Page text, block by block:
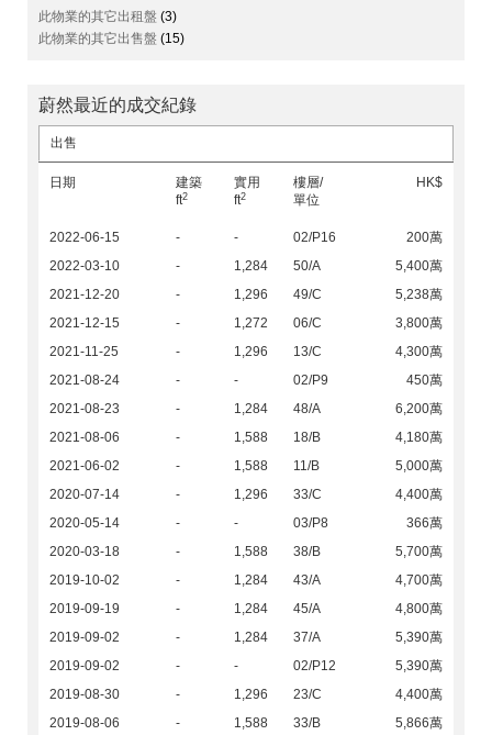
此物業的其它出租盤 (3)
此物業的其它出售盤 (15)
蔚然最近的成交紀錄
出售
日期
建築
ft2
實用
ft2
樓層/
單位
HK$
2022-06-15 - - 02/P16
200萬
2022-03-10
- 1,284 50/A
5,400萬
2021-12-20
- 1,296 49/C
5,238萬
2021-12-15
- 1,272 06/C
3,800萬
2021-11-25
- 1,296 13/C
4,300萬
2021-08-24
- - 02/P9
450萬
2021-08-23
- 1,284 48/A
6,200萬
2021-08-06
- 1,588 18/B
4,180萬
2021-06-02
- 1,588 11/B
5,000萬
2020-07-14
- 1,296 33/C
4,400萬
2020-05-14
- - 03/P8
366萬
2020-03-18
- 1,588 38/B
5,700萬
2019-10-02
- 1,284 43/A
4,700萬
2019-09-19
- 1,284 45/A
4,800萬
2019-09-02
- 1,284 37/A
5,390萬
2019-09-02
- - 02/P12
5,390萬
2019-08-30
- 1,296 23/C
4,400萬
2019-08-06
- 1,588 33/B 5,866萬